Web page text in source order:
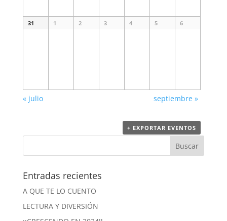
31 1 2 3 4 5 6
«julio septiembre»
+ EXPORTAR EVENTOS
Entradas recientes
A QUE TE LO CUENTO
LECTURA Y DIVERSIÓN